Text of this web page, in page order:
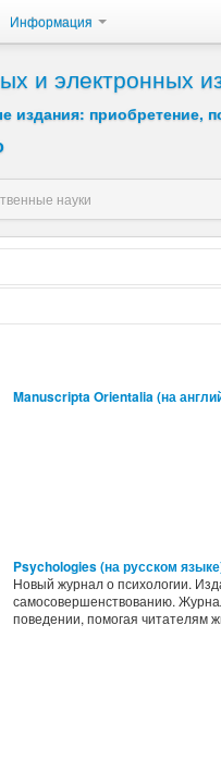
Информация
и
издания: приобретение,
науки
Manuscripta Orientalia (на
Psychologies (на русском
Новый журнал о психологии.
самосовершенствованию.
поведении, помогая читателям